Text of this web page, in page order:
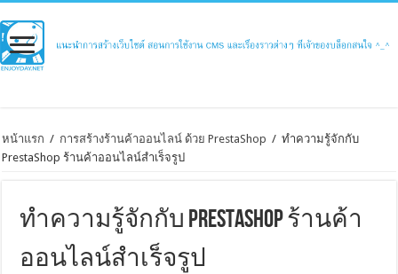
หน้าแรก / การสร้างร้านค้าออนไลน์ ด้วย PrestaShop / ทำความรู้จักกับ
PrestaShop ร้านค้าออนไลน์สำเร็จรูป
ทำความรู้จักกับ PrestaShop ร้านค้า
ออนไลน์สำเร็จรูป